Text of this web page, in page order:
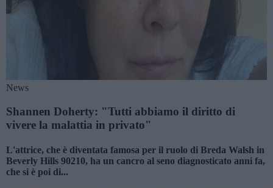
News
Shannen Doherty: "Tutti abbiamo il diritto di
vivere la malattia in privato"
L'attrice, che è diventata famosa per il ruolo di Breda Walsh in
Beverly Hills 90210, ha un cancro al seno diagnosticato anni fa,
che si è poi di...